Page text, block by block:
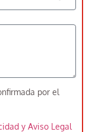
por el
y Aviso Legal